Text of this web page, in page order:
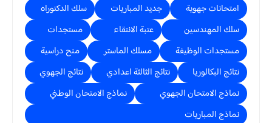
امتحانات جهوية
جديد المباريات
سلك الدكتوراه
سلك المهندسين
عتبة الانتقاء
مستجدات
مستجدات الوظيفة
مسلك الماستر
منح دراسية
نتائج البكالوريا
نتائج الثالثة اعدادي
نتائج الجهوي
نماذج الامتحان الجهوي
نماذج الامتحان الوطني
نماذج المباريات